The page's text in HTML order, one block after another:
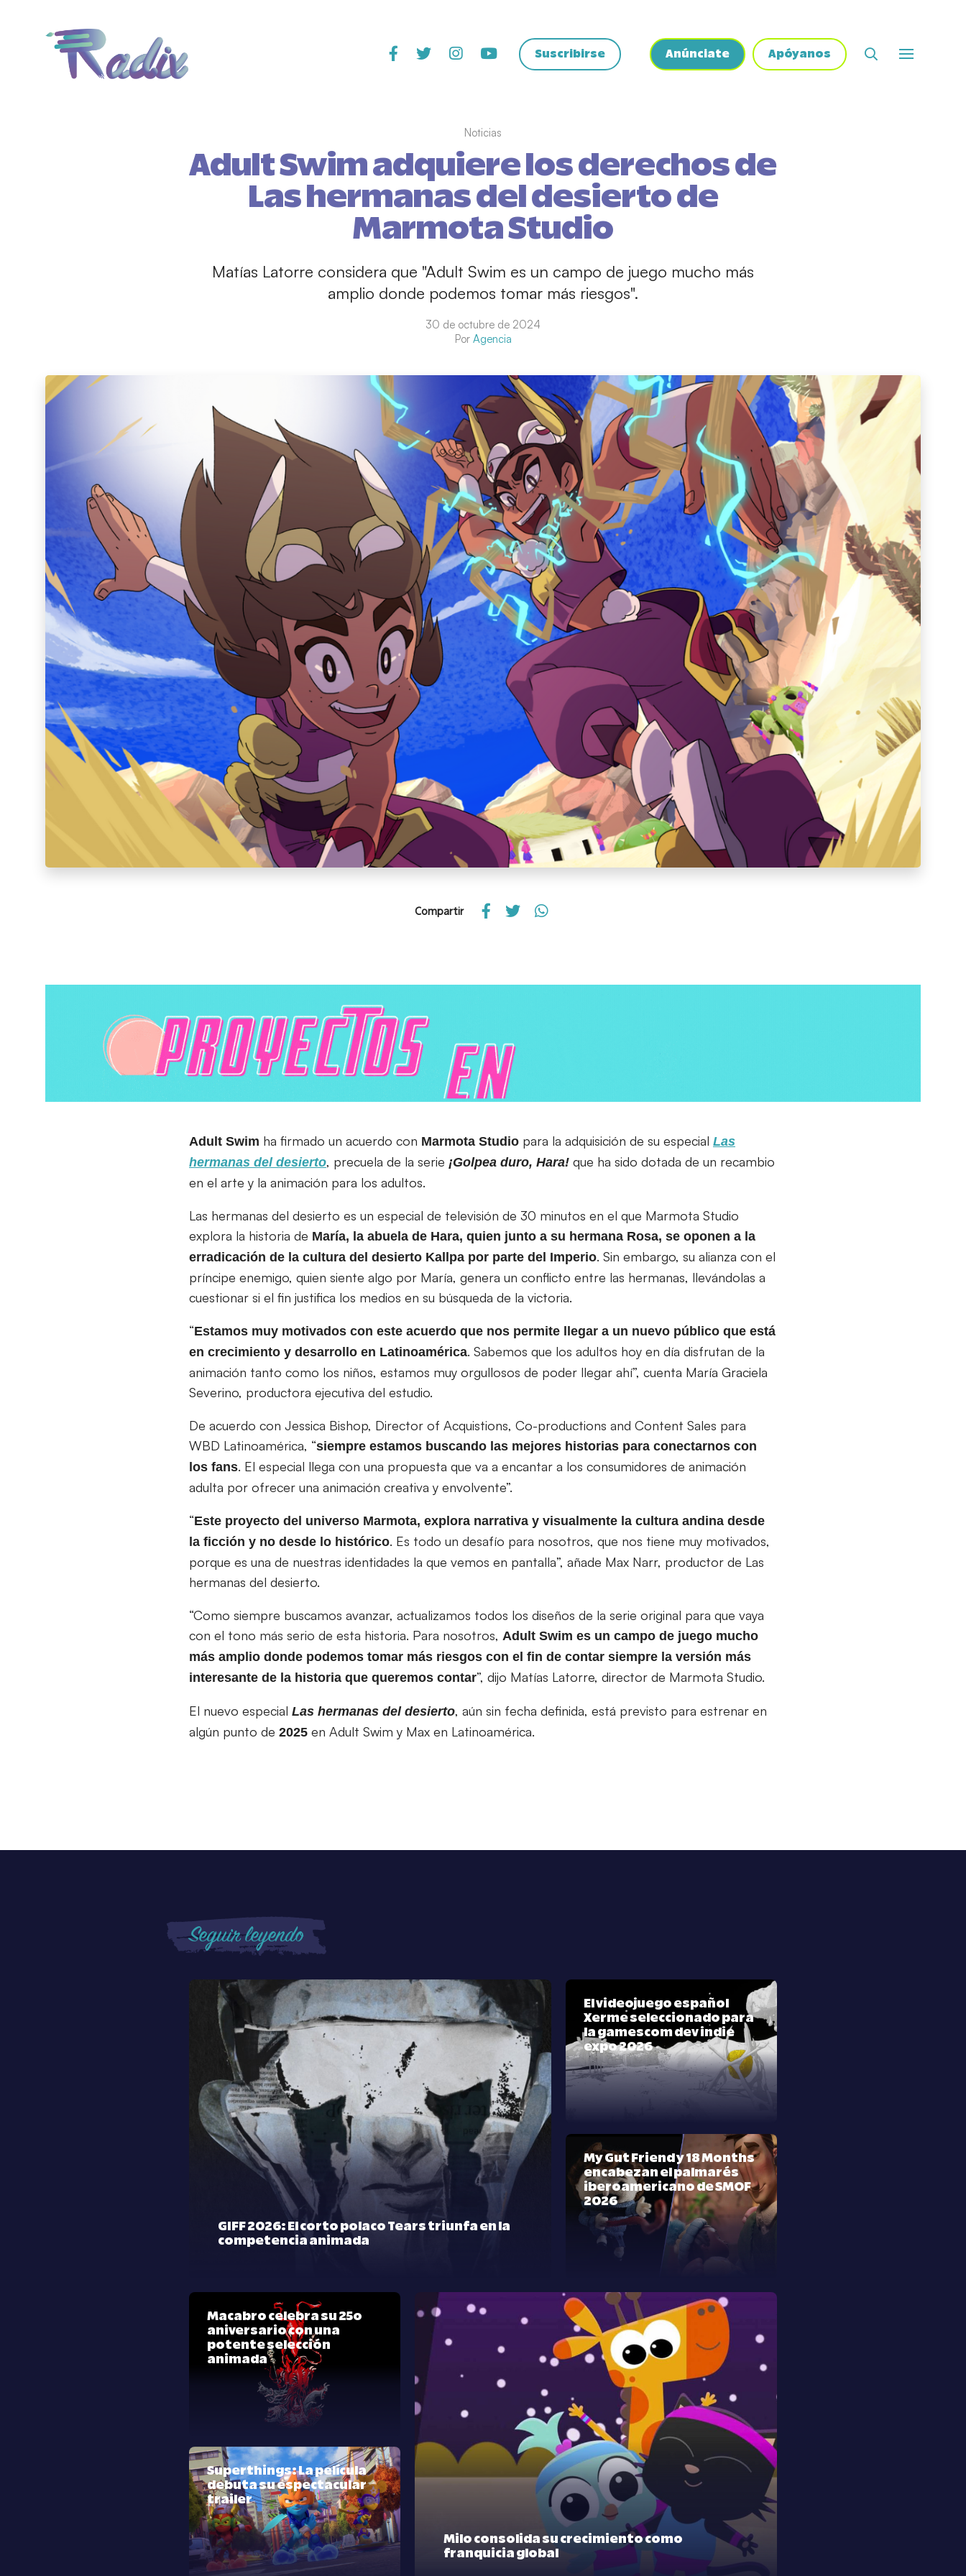
Suscribirse Anúnciate Apóyanos
Noticias
Adult Swim adquiere los derechos de
Las hermanas del desierto de
Marmota Studio
Matías Latorre considera que "Adult Swim es un campo de juego mucho más
amplio donde podemos tomar más riesgos".
30 de octubre de 2024
Por Agencia
Compartir
Adult Swim ha firmado un acuerdo con Marmota Studio para la adquisición de su especial Las
hermanas del desierto, precuela de la serie ¡Golpea duro, Hara! que ha sido dotada de un recambio
en el arte y la animación para los adultos.
Las hermanas del desierto es un especial de televisión de 30 minutos en el que Marmota Studio
explora la historia de María, la abuela de Hara, quien junto a su hermana Rosa, se oponen a la
erradicación de la cultura del desierto Kallpa por parte del Imperio. Sin embargo, su alianza con el
príncipe enemigo, quien siente algo por María, genera un conflicto entre las hermanas, llevándolas a
cuestionar si el fin justifica los medios en su búsqueda de la victoria.
“Estamos muy motivados con este acuerdo que nos permite llegar a un nuevo público que está
en crecimiento y desarrollo en Latinoamérica. Sabemos que los adultos hoy en día disfrutan de la
animación tanto como los niños, estamos muy orgullosos de poder llegar ahí”, cuenta María Graciela
Severino, productora ejecutiva del estudio.
De acuerdo con Jessica Bishop, Director of Acquistions, Co-productions and Content Sales para
WBD Latinoamérica, “siempre estamos buscando las mejores historias para conectarnos con
los fans. El especial llega con una propuesta que va a encantar a los consumidores de animación
adulta por ofrecer una animación creativa y envolvente”.
“Este proyecto del universo Marmota, explora narrativa y visualmente la cultura andina desde
la ficción y no desde lo histórico. Es todo un desafío para nosotros, que nos tiene muy motivados,
porque es una de nuestras identidades la que vemos en pantalla”, añade Max Narr, productor de Las
hermanas del desierto.
“Como siempre buscamos avanzar, actualizamos todos los diseños de la serie original para que vaya
con el tono más serio de esta historia. Para nosotros, Adult Swim es un campo de juego mucho
más amplio donde podemos tomar más riesgos con el fin de contar siempre la versión más
interesante de la historia que queremos contar”, dijo Matías Latorre, director de Marmota Studio.
El nuevo especial Las hermanas del desierto, aún sin fecha definida, está previsto para estrenar en
algún punto de 2025 en Adult Swim y Max en Latinoamérica.
Seguir leyendo
GIFF 2026: El corto polaco Tears triunfa en la
competencia animada
El videojuego español
Xerme seleccionado para
la gamescom dev indie
expo 2026
My Gut Friend y 18 Months
encabezan el palmarés
iberoamericano de SMOF
2026
Macabro celebra su 25º
aniversario con una
potente selección
animada
Milo consolida su crecimiento como
franquicia global
Superthings: La película
debuta su espectacular
trailer